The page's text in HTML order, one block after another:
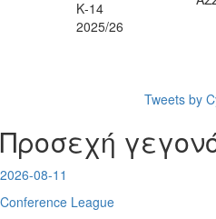
Κ-14
2025/26
Tweets by
Προσεχή
2026-08-11
Conference League